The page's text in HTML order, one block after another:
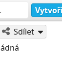
Sdílet